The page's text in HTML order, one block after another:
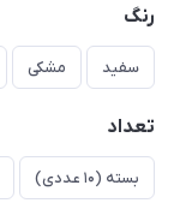
رنگ
سفید مشکی
تعداد
بسته (10 عددی)